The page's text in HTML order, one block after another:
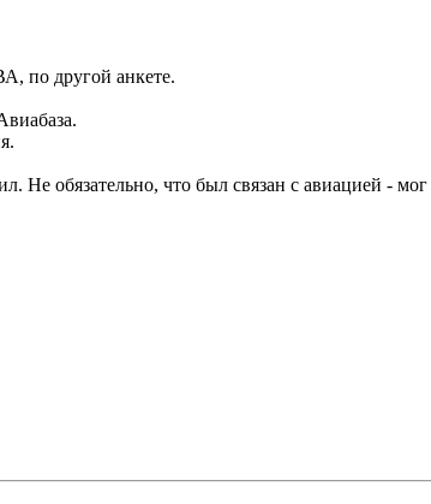
по другой анкете.
Не обязательно, что был связан с авиацией -